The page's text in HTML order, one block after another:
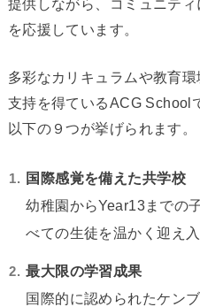
提供しながら、コミュニテ
を応援しています。
多彩なカリキュラムや教育
支持を得ているACG School
以下の９つが挙げられます。
国際感覚を備えた共学校
幼稚園からYear13までの
べての生徒を温かく迎え入
最大限の学習成果
国際的に認められたケン